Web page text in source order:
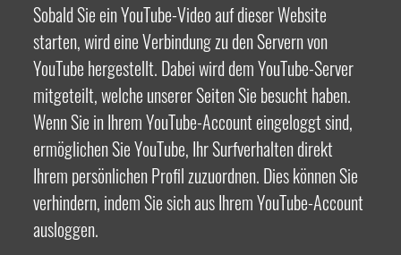
Sobald Sie ein YouTube-Video auf dieser Website
starten, wird eine Verbindung zu den Servern von
YouTube hergestellt. Dabei wird dem YouTube-Server
mitgeteilt, welche unserer Seiten Sie besucht haben.
Wenn Sie in Ihrem YouTube-Account eingeloggt sind,
ermöglichen Sie YouTube, Ihr Surfverhalten direkt
Ihrem persönlichen Profil zuzuordnen. Dies können Sie
verhindern, indem Sie sich aus Ihrem YouTube-Account
ausloggen.